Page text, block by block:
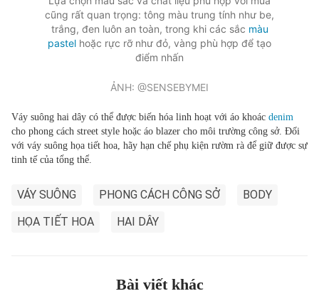
cũng rất quan trọng: tông màu trung tính như be,
trắng, đen luôn an toàn, trong khi các sắc màu
pastel hoặc rực rỡ như đỏ, vàng phù hợp để tạo
điểm nhấn
ẢNH: @SENSEBYMEI
Váy suông hai dây có thể được biến hóa linh hoạt với áo khoác denim
cho phong cách street style hoặc áo blazer cho môi trường công sở. Đối
với váy suông họa tiết hoa, hãy hạn chế phụ kiện rườm rà để giữ được sự
tinh tế của tổng thể.
VÁY SUÔNG PHONG CÁCH CÔNG SỞ
BODY
HỌA TIẾT HOA
HAI DÂY
Bài viết khác